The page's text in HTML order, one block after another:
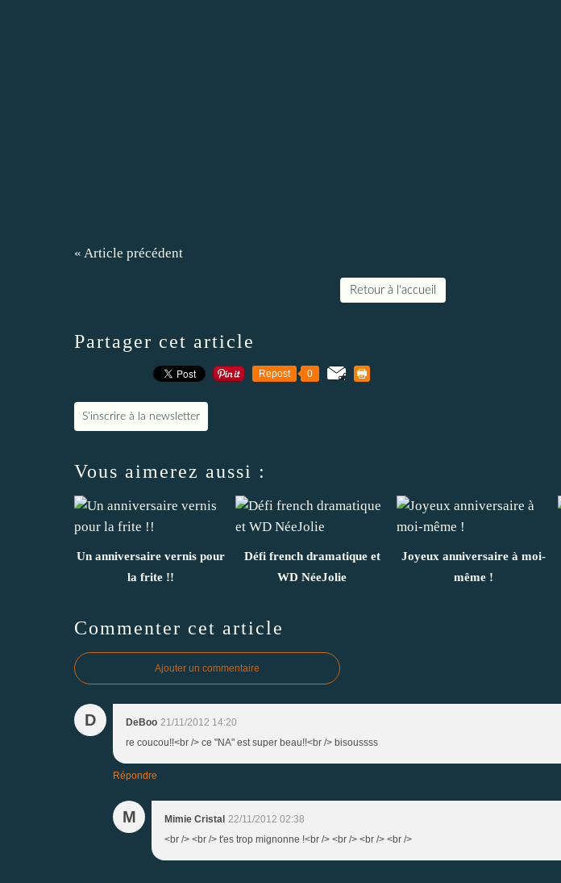
« Article précédent
Retour à l'accueil
Partager cet article
Repost 0
S'inscrire à la newsletter
Vous aimerez aussi :
Un anniversaire vernis pour
la frite !!
Défi french dramatique et
WD NéeJolie
Joyeux anniversaire à moi-
même !
Commenter cet article
Ajouter un commentaire
D DeBoo 21/11/2012 14:20
re coucou!!<br /> ce "NA" est super beau!!<br /> bisoussss
Répondre
M Mimie Cristal 22/11/2012 02:38
<br /> <br /> t'es trop mignonne !<br /> <br /> <br /> <br />